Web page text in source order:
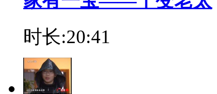
时长:20:41